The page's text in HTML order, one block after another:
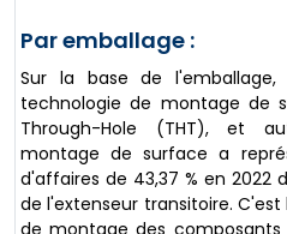
Par emballage :
Sur la base de
technologie de montage de
Through-Hole (THT), et
montage de surface a
d'affaires de 43,37 % en
de l'extenseur transitoire.
de montage des